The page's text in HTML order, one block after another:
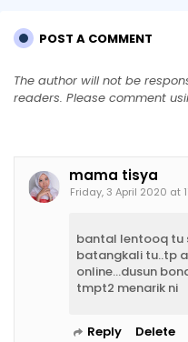
POST A COMMENT
The author will not be
readers. Please comment
mama tisya
Friday, 3 April 2020 at
bantal lentooq tu
batangkali tu..tp
online...dusun
tmpt2 menarik ni
Reply Delete